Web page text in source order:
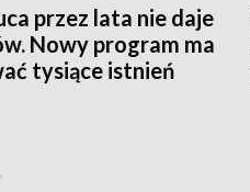
przez lata nie daje
Nowy program ma
tysiące istnień